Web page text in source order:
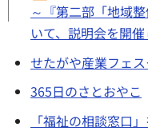
～『第二部「地域
いて、説明会を開
せたがや産業フェ
365日のさとおやこ
「福祉の相談窓口